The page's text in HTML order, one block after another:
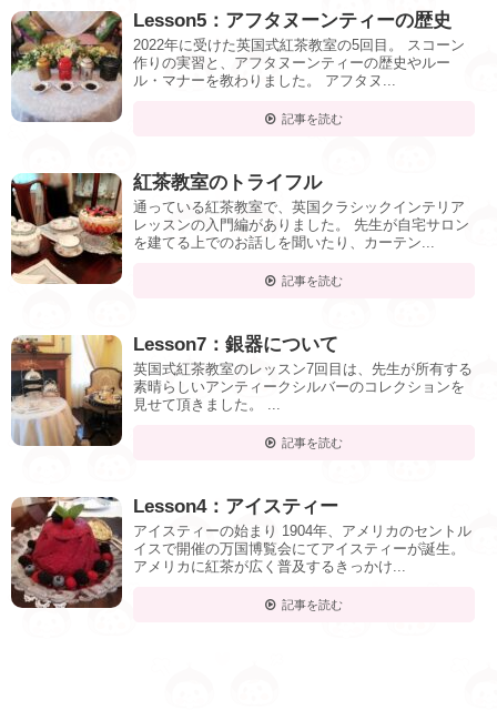
Lesson5：アフタヌーンティーの歴史
2022年に受けた英国式紅茶教室の5回目。 スコーン
作りの実習と、アフタヌーンティーの歴史やルー
ル・マナーを教わりました。 アフタヌ...
記事を読む
紅茶教室のトライフル
通っている紅茶教室で、英国クラシックインテリア
レッスンの入門編がありました。 先生が自宅サロン
を建てる上でのお話しを聞いたり、カーテン...
記事を読む
Lesson7：銀器について
英国式紅茶教室のレッスン7回目は、先生が所有する
素晴らしいアンティークシルバーのコレクションを
見せて頂きました。 ...
記事を読む
Lesson4：アイスティー
アイスティーの始まり 1904年、アメリカのセントル
イスで開催の万国博覧会にてアイスティーが誕生。
アメリカに紅茶が広く普及するきっかけ...
記事を読む